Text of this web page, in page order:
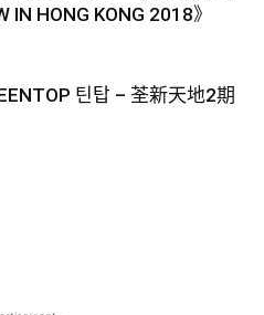
IN HONG KONG 2018》
틴탑 – 荃新天地2期